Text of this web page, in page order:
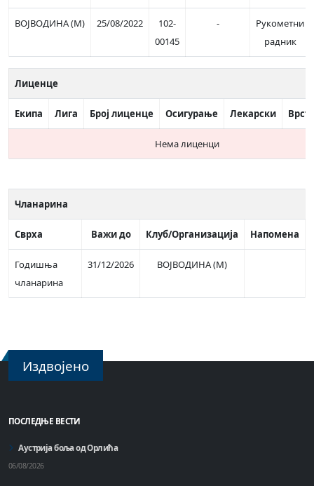
ВОЈВОДИНА (М) 25/08/2022
102-
00145
-
Рукометни
радник
Лиценце
Екипа Лига Број лиценце Осигурање Лекарски
Нема лиценци
Чланарина
Сврха Важи до Клуб/Организација Напомена
Годишња
чланарина
31/12/2026 ВОЈВОДИНА (М)
Издвојено
ПОСЛЕДЊЕ ВЕСТИ
Аустрија боља од Орлића
06/08/2026